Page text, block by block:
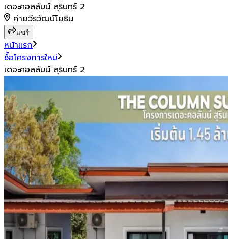
เดอะคอลลัมน์ สุรินทร์ 2
ค่ายวีรวัฒน์โยธิน
แชร์
หน้าแรก
ซื้อโครงการใหม่
เดอะคอลลัมน์ สุรินทร์ 2